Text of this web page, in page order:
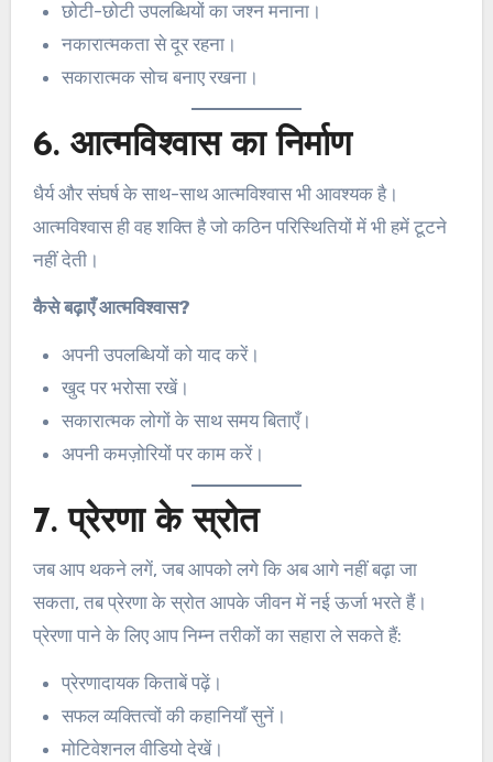
छोटी-छोटी उपलब्धियों का जश्न मनाना।
नकारात्मकता से दूर रहना।
सकारात्मक सोच बनाए रखना।
6. आत्मविश्वास का निर्माण
धैर्य और संघर्ष के साथ-साथ आत्मविश्वास भी आवश्यक है।
आत्मविश्वास ही वह शक्ति है जो कठिन परिस्थितियों में भी हमें टूटने
नहीं देती।
कैसे बढ़ाएँ आत्मविश्वास?
अपनी उपलब्धियों को याद करें।
खुद पर भरोसा रखें।
सकारात्मक लोगों के साथ समय बिताएँ।
अपनी कमज़ोरियों पर काम करें।
7. प्रेरणा के स्रोत
जब आप थकने लगें, जब आपको लगे कि अब आगे नहीं बढ़ा जा
सकता, तब प्रेरणा के स्रोत आपके जीवन में नई ऊर्जा भरते हैं।
प्रेरणा पाने के लिए आप निम्न तरीकों का सहारा ले सकते हैं:
प्रेरणादायक किताबें पढ़ें।
सफल व्यक्तित्वों की कहानियाँ सुनें।
मोटिवेशनल वीडियो देखें।